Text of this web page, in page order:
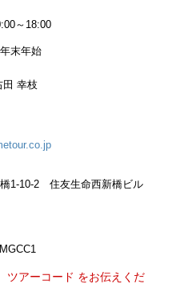
～18:00
末年始
田 幸枝
1-10-2 住友生命西新橋ビル
ツアーコード をお伝えくだ